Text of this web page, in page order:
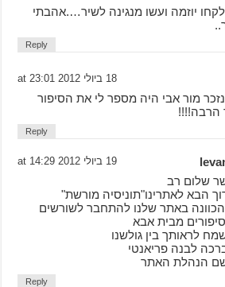
יוזמה ועשו מנגינה לשיר….אהבתי
Reply
18 ביולי 2012 at 23:01
נזכר מור אבי היה מספר לי את הסיפור
הרבה!!!!
Reply
19 ביולי 2012 at 14:29
שלום רב
הבא לאתרינו"תוניסיה מורשת"
הכוונה באתר שלנו להתחבר לשורשים
מבית אבא
לראותך בין גולשנו
לבנה פריאנטי
הנהלת האתר
Reply